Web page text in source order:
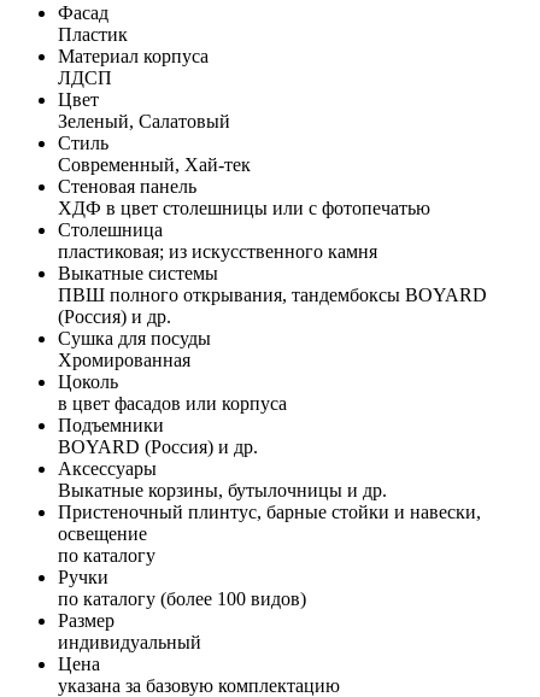
Фасад
Пластик
Материал корпуса
ЛДСП
Цвет
Зеленый, Салатовый
Стиль
Современный, Хай-тек
Стеновая панель
ХДФ в цвет столешницы или с фотопечатью
Столешница
пластиковая; из искусственного камня
Выкатные системы
ПВШ полного открывания, тандембоксы BOYARD
(Россия) и др.
Сушка для посуды
Хромированная
Цоколь
в цвет фасадов или корпуса
Подъемники
BOYARD (Россия) и др.
Аксессуары
Выкатные корзины, бутылочницы и др.
Пристеночный плинтус, барные стойки и навески,
освещение
по каталогу
Ручки
по каталогу (более 100 видов)
Размер
индивидуальный
Цена
указана за базовую комплектацию